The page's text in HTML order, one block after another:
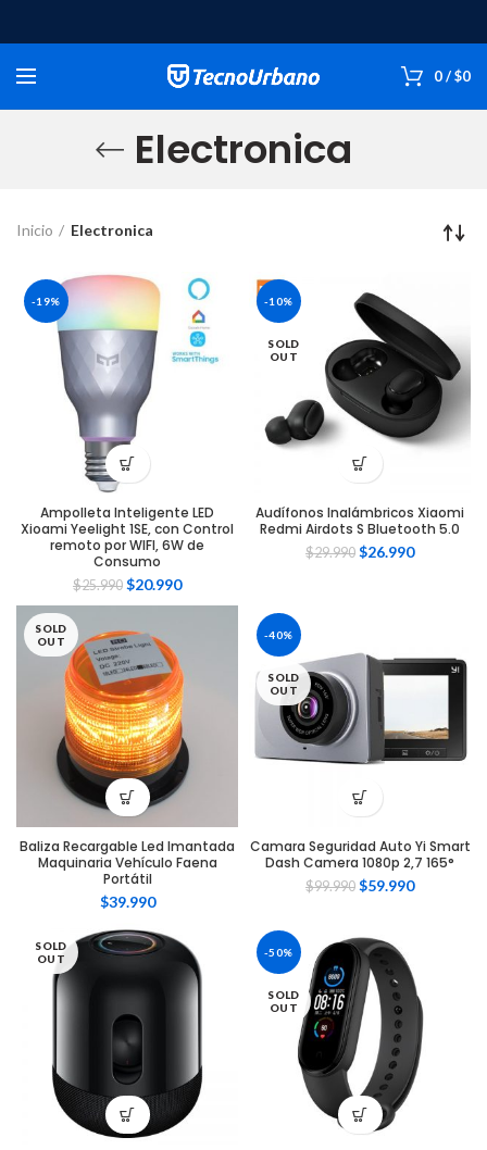
0/$0
Electronica
Inicio Electronica
-19%
Ampolleta Inteligente LED
Xioami Yeelight 1SE, con Control
remoto por WIFI, 6W de
Consumo
$25.990 $20.990
-10%
SOLD
OUT
Audífonos Inalámbricos Xiaomi
Redmi Airdots S Bluetooth 5.0
$29.990 $26.990
SOLD
OUT
Baliza Recargable Led Imantada
Maquinaria Vehículo Faena
Portátil
$39.990
-40%
SOLD
OUT
Camara Seguridad Auto Yi Smart
Dash Camera 1080p 2,7 165°
$99.990 $59.990
SOLD
OUT
-50%
SOLD
OUT